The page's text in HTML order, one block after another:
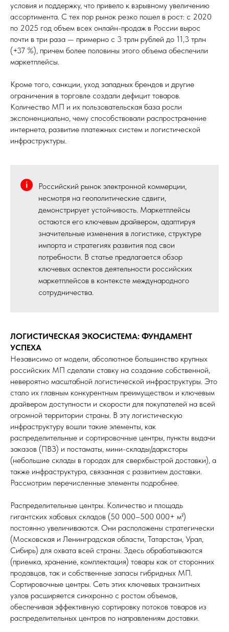
условия и поддержку, что привело к взрывному увеличению
ассортимента. С тех пор рынок резко пошел в рост: с 2020
по 2025 год объем всех онлайн-продаж в России вырос
почти в три раза — примерно с 3 трлн рублей до 11,3 трлн
(+37 %), причем более половины этого объема обеспечили
маркетплейсы.
Кроме того, санкции, уход западных брендов и другие
ограничения в торговле создали дефицит товаров.
Количество МП и их пользовательская база росли
экспоненциально, чему способствовали распространение
интернета, развитие платежных систем и логистической
инфраструктуры.
Российский рынок электронной коммерции,
несмотря на геополитические сдвиги,
демонстрирует устойчивость. Маркетплейсы
остаются его ключевым драйвером, адаптируя
значительные изменения в логистике, структуре
импорта и стратегиях развития под свои
потребности. В статье предлагается обзор
ключевых аспектов деятельности российских
маркетплейсов в контексте международного
сотрудничества.
ЛОГИСТИЧЕСКАЯ ЭКОСИСТЕМА: ФУНДАМЕНТ
УСПЕХА
Независимо от модели, абсолютное большинство крупных
российских МП сделали ставку на создание собственной,
невероятно масштабной логистической инфраструктуры. Это
стало их главным конкурентным преимуществом и ключевым
драйвером доступности и скорости для покупателей на всей
огромной территории страны. В эту логистическую
инфраструктуру вошли такие элементы, как
распределительные и сортировочные центры, пункты выдачи
заказов (ПВЗ) и постаматы, мини-склады/дарксторы
(небольшие склады в городах для сверхбыстрой доставки), а
также инфраструктура, связанная с развитием доставки.
Рассмотрим перечисленные элементы подробнее.
Распределительные центры. Количество и площадь
гигантских хабовых складов (50 000–500 000+ м²)
постоянно увеличиваются. Они расположены стратегически
(Московская и Ленинградская области, Татарстан, Урал,
Сибирь) для охвата всей страны. Здесь обрабатываются
(приемка, хранение, комплектация) товары как от сторонних
продавцов, так и собственные запасы гибридных МП.
Сортировочные центры. Сеть этих ключевых транзитных
узлов расширяется синхронно с ростом объемов,
обеспечивая эффективную сортировку потоков товаров из
распределительных центров по направлениям доставки.